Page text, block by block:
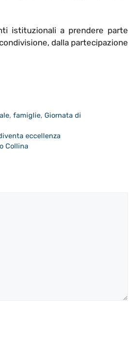
istituzionali a prendere parte
dalla partecipazione
,famiglie,Giornata di
eccellenza
Collina